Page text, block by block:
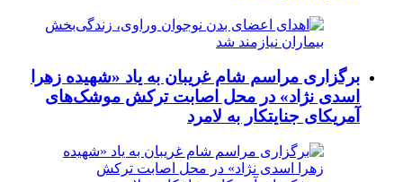
برگزاری مراسم شام غریبان به یاد «شهیده زهرا
اسدی نژاد» در محل اصابت ترکش موشک‌های
آمریکای جنایتکار به لامرد